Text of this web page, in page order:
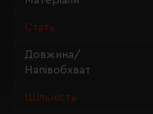
Стать
Довжина/
Напівобхват
Щільність